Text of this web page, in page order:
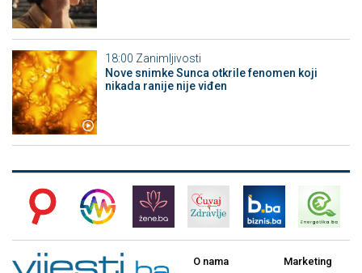
18:00 Zanimljivosti
Nove snimke Sunca otkrile fenomen koji
nikada ranije nije viđen
O nama Marketing